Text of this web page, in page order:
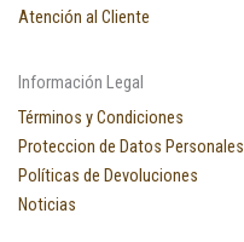
Atención al Cliente
Información Legal
Términos y Condiciones
Proteccion de Datos Personales
Políticas de Devoluciones
Noticias